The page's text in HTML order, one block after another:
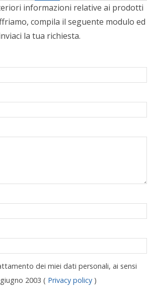
informazioni relative ai prodotti
compila il seguente modulo ed
la tua richiesta.
dei miei dati personali, ai sensi
2003 ( Privacy policy )